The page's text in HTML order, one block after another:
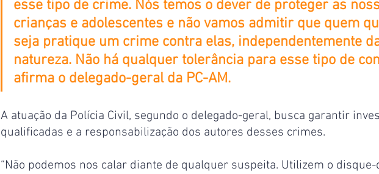
esse tipo de crime. Nós temos o dever de proteger as
crianças e adolescentes e não vamos admitir que quem
seja pratique um crime contra elas, independentemente
natureza. Não há qualquer tolerância para esse tipo de
afirma o delegado-geral da PC-AM.
A atuação da Polícia Civil, segundo o delegado-geral, busca garantir
qualificadas e a responsabilização dos autores desses crimes.
“Não podemos nos calar diante de qualquer suspeita. Utilizem o